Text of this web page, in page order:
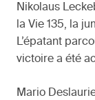
Nikolaus
la Vie 135, la
L’épatant
victoire a été
Mario